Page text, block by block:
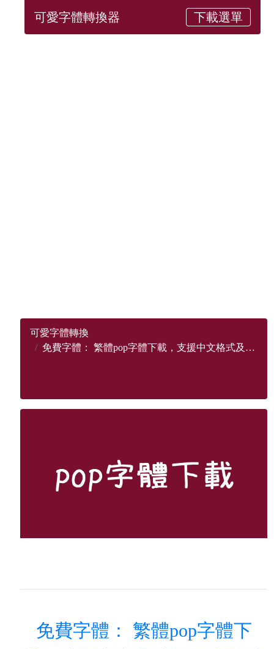
可愛字體轉換器 下載選單
可愛字體轉換
免費字體： 繁體pop字體下載，支援中文格式及數字符號
免費字體： 繁體pop字體下